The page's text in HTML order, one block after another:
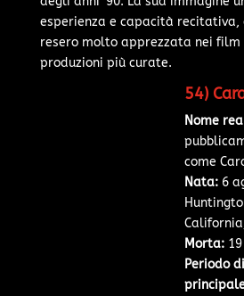
esperienza e capacità recitativa,
resero molto apprezzata nei
produzioni più curate.
54)
Nome
come
Nata:6
Morta:19
Periodo